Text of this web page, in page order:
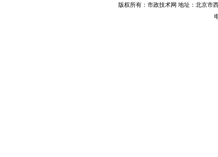
版权所有：市政技术网 地址：北京市